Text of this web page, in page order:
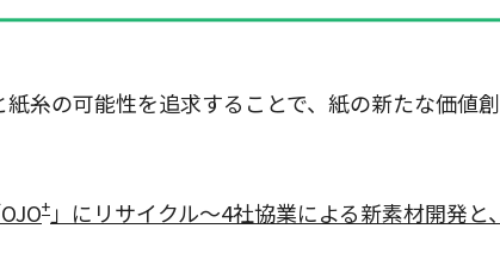
糸の可能性を追求することで、紙の新たな価値
+ 」にリサイクル～4社協業による新素材開発